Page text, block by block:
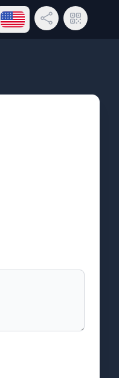
Open language menu
Share LinkQR Code